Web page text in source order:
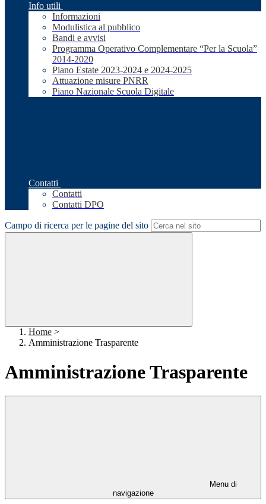
Info utili
Informazioni
Modulistica al pubblico
Bandi e avvisi
Programma Operativo Complementare “Per la Scuola”
2014-2020
Piano Estate 2023-2024 e 2024-2025
Attuazione misure PNRR
Piano Nazionale Scuola Digitale
Contatti
Contatti
Contatti DPO
Campo di ricerca per le pagine del sito
Home >
Amministrazione Trasparente
Amministrazione Trasparente
Menu di
navigazione